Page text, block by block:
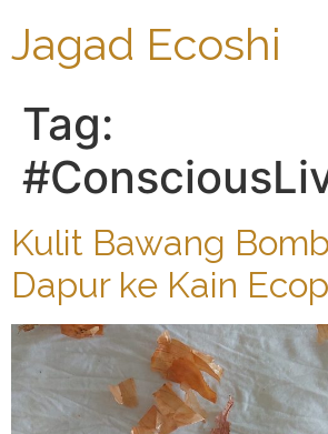
Jagad Ecoshi
Tag:
Kulit Bawang
Dapur ke Kain